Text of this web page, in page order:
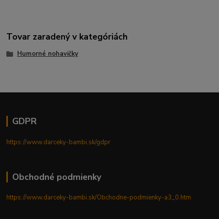
Tovar zaradený v kategóriách
Humorné nohavičky
GDPR
https://www.darceky-bambi.sk/gdpr
Obchodné podmienky
https://www.darceky-bambi.sk/Obchodne-podmienky-a3_0.htm